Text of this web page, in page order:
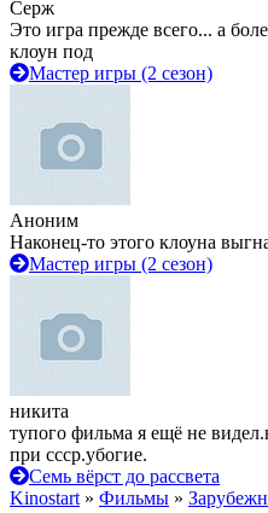
Серж
Это игра прежде всего... а
клоун под
Мастер игры (2 сезон)
Аноним
Наконец-то этого клоуна
Мастер игры (2 сезон)
никита
тупого фильма я ещё не
при ссср.убогие.
Семь вёрст до рассвета
Kinostart » Фильмы »